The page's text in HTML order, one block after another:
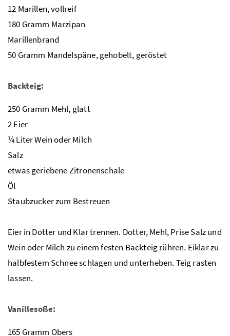
12 Marillen, vollreif
180 Gramm Marzipan
Marillenbrand
50 Gramm Mandelspäne, gehobelt, geröstet
Backteig:
250 Gramm Mehl, glatt
2 Eier
¼ Liter Wein oder Milch
Salz
etwas geriebene Zitronenschale
Öl
Staubzucker zum Bestreuen
Eier in Dotter und Klar trennen. Dotter, Mehl, Prise Salz und
Wein oder Milch zu einem festen Backteig rühren. Eiklar zu
halbfestem Schnee schlagen und unterheben. Teig rasten
lassen.
Vanillesoße:
165 Gramm Obers